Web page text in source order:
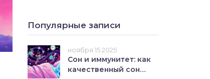
Популярные записи
ноября 15 2025
Сон и иммунитет: как
качественный сон